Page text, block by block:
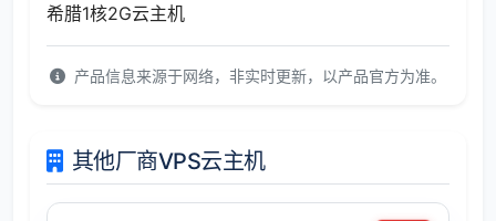
希腊1核2G云主机
产品信息来源于网络，非实时更新，以产品官方为准。
其他厂商VPS云主机